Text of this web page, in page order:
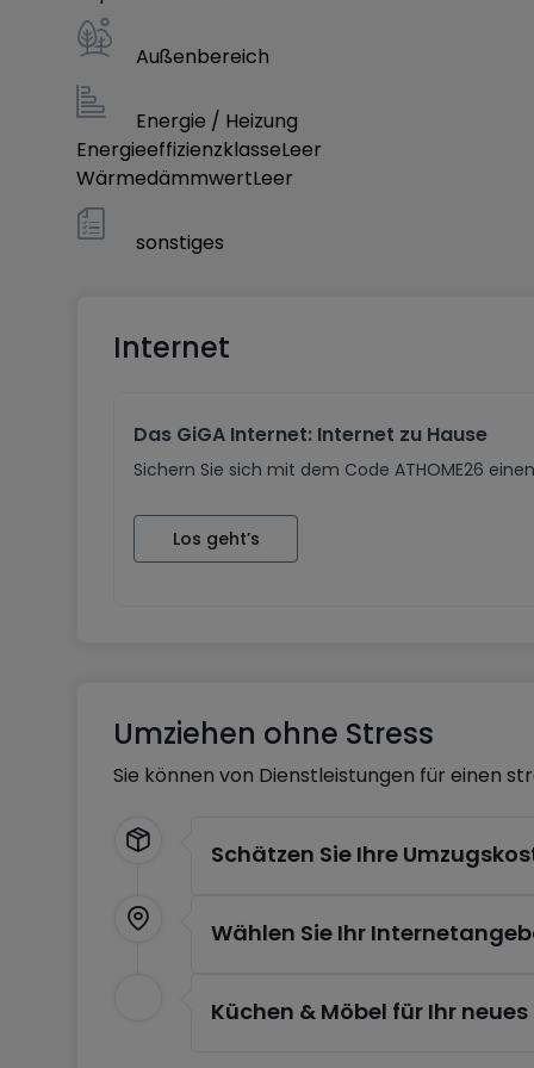
Außenbereich
Energie / Heizung
EnergieeffizienzklasseLeer
WärmedämmwertLeer
sonstiges
Internet
Das GiGA Internet: Internet zu Hause
Sichern Sie sich mit dem Code ATHOME26
Los geht’s
Umziehen ohne Stress
Sie können von Dienstleistungen für einen
Schätzen Sie Ihre
Wählen Sie Ihr
Küchen & Möbel für Ihr